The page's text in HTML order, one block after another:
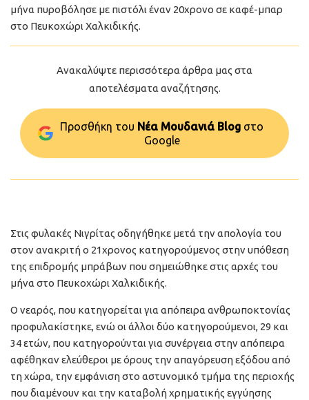
μήνα πυροβόλησε με πιστόλι έναν 20χρονο σε καφέ-μπαρ
στο Πευκοχώρι Χαλκιδικής.
Ανακαλύψτε περισσότερα άρθρα μας στα
αποτελέσματα αναζήτησης.
Προσθήκη του Νέα Μουδανιά Blog στo
Google
Στις φυλακές Νιγρίτας οδηγήθηκε μετά την απολογία του
στον ανακριτή ο 21χρονος κατηγορούμενος στην υπόθεση
της επιδρομής μπράβων που σημειώθηκε στις αρχές του
μήνα στο Πευκοχώρι Χαλκιδικής.
Ο νεαρός, που κατηγορείται για απόπειρα ανθρωποκτονίας
προφυλακίστηκε, ενώ οι άλλοι δύο κατηγορούμενοι, 29 και
34 ετών, που κατηγορούνται για συνέργεια στην απόπειρα
αφέθηκαν ελεύθεροι με όρους την απαγόρευση εξόδου από
τη χώρα, την εμφάνιση στο αστυνομικό τμήμα της περιοχής
που διαμένουν και την καταβολή χρηματικής εγγύησης